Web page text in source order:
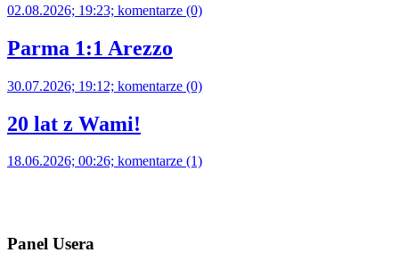
02.08.2026; 19:23; komentarze (0)
Parma 1:1 Arezzo
30.07.2026; 19:12; komentarze (0)
20 lat z Wami!
18.06.2026; 00:26; komentarze (1)
Panel Usera